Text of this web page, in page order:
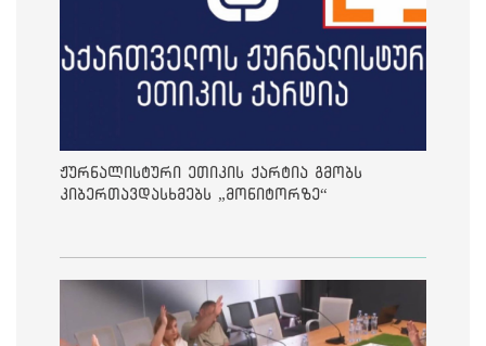
ჟურნალისტური ეთიკის ქარტია გმობს
კიბერთავდასხმებს „მონიტორზე“